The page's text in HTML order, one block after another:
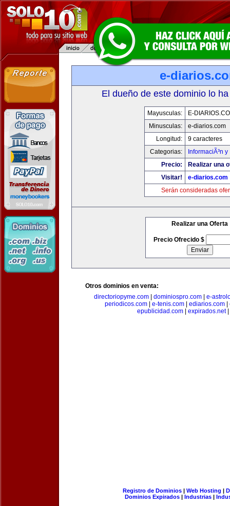
e-
El dueño de este dominio lo
Mayusculas:
E-
Minusculas:
e-diarios.com
Longitud:
9 caracteres
Categorias:
InformaciÃ³n
Precio:
Realizar una
Visitar!
e-diarios.com
Serán consideradas
Realizar una Oferta
Precio Ofrecido $
Otros dominios en venta:
directoriopyme.com| dominiospro.com| e-
periodicos.com| e-tenis.com| ediarios.com|
epublicidad.com
expirados.net|
Registro de Dominios| Web Hosting |
Dominios Expirados | Industrias |